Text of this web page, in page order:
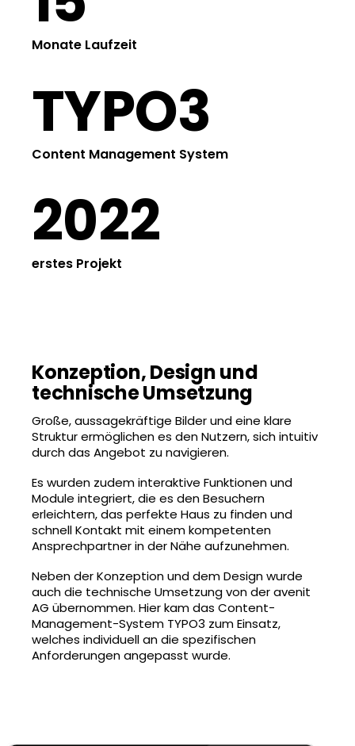
Monate Laufzeit
TYPO3
Content Management System
2022
erstes Projekt
Konzeption, Design und
technische Umsetzung
Große, aussagekräftige Bilder und eine klare
Struktur ermöglichen es den Nutzern, sich intuitiv
durch das Angebot zu navigieren.
Es wurden zudem interaktive Funktionen und
Module integriert, die es den Besuchern
erleichtern, das perfekte Haus zu finden und
schnell Kontakt mit einem kompetenten
Ansprechpartner in der Nähe aufzunehmen.
Neben der Konzeption und dem Design wurde
auch die technische Umsetzung von der avenit
AG übernommen. Hier kam das Content-
Management-System TYPO3 zum Einsatz,
welches individuell an die spezifischen
Anforderungen angepasst wurde.